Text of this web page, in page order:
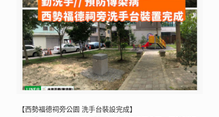
【西勢福德祠旁公園 洗手台裝設完成】